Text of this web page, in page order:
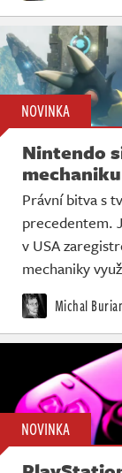
NOVINKA
Nintendo
Právní bitva s
precedentem.
v USA
mechaniky
Michal
NOVINKA